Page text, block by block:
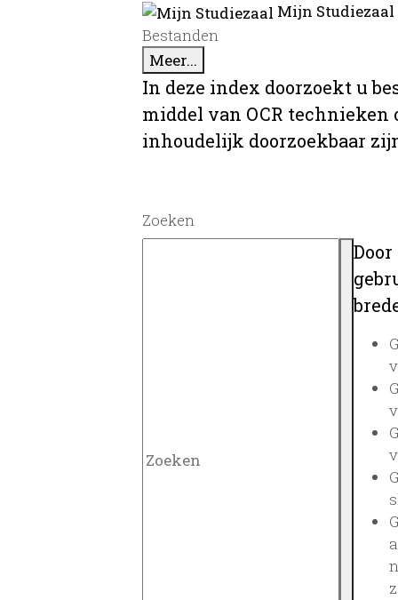
Mijn
Bestanden
Meer...
In deze index doorzoekt u
middel van OCR
inhoudelijk doorzoekbaar
Zoeken